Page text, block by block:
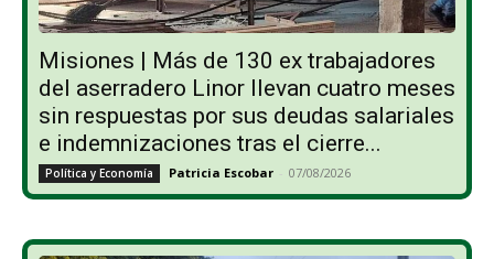
Misiones | Más de 130 ex trabajadores
del aserradero Linor llevan cuatro meses
sin respuestas por sus deudas salariales
e indemnizaciones tras el cierre...
Política y Economía Patricia Escobar - 07/08/2026